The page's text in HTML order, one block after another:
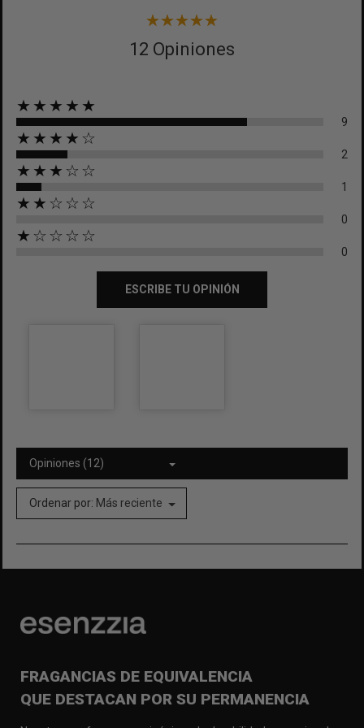
12 Opiniones
★★★★★
9
★★★★☆
2
★★★☆☆
1
★★☆☆☆
0
★☆☆☆☆
0
ESCRIBE TU OPINIÓN
Opiniones (12)
Ordenar por: Más reciente
FRAGANCIAS DE EQUIVALENCIA
QUE DESTACAN POR SU PERMANENCIA